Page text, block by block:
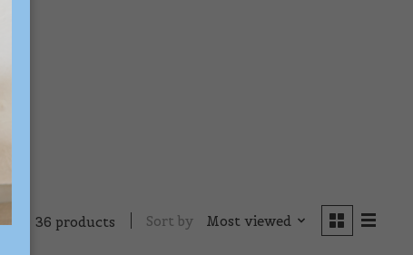
36 products Sort by Most viewed